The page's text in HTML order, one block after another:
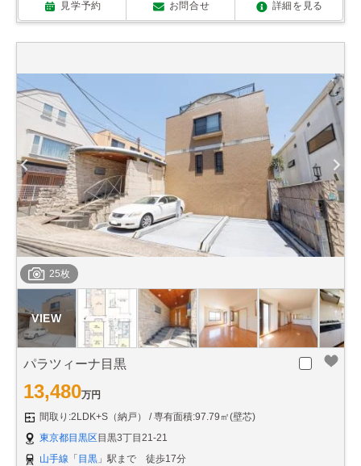
見学予約 お問合せ 詳細を見る
25枚
パラツィーナ目黒
13,480万円
間取り:2LDK+S（納戸）
専有面積:97.79㎡(壁芯)
東京都目黒区 目黒3丁目21-21
山手線 「 目黒 」駅まで 徒歩17分